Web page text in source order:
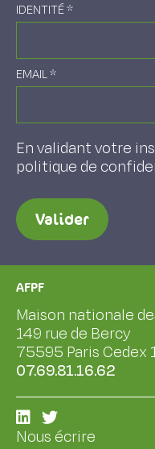
IDENTITÉ*
EMAIL*
En validant votre
politique de
Valider
AFPF
Maison nationale
149 rue de Bercy
75595 Paris Cedex
07.69.81.16.62
Nous écrire